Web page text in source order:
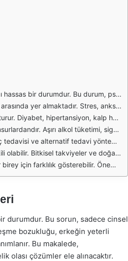
etkileyebilir ve ilişkilerde sorunlara yol açabilir. Sorunun çözümü için öncelikle nedenlerin araştırılması ve uygun tedavi yöntemlerinin uygulanması gerekmektedir.
deneyimler, psikolojik kökenli sertleşme sorunlarını tetikleyebilir. Bu durumda, profesyonel bir terapistin desteği büyük önem taşır.
etkileyebilir. Bu nedenle, herhangi bir sağlık problemi veya ilaç kullanımı söz konusu olduğunda, bir doktora danışmak önemlidir.
sertleşme sorunlarını azaltmaya yardımcı olabilir. Düzenli egzersiz yapmak, hem fiziksel hem de psikolojik açıdan fayda sağlayacaktır.
üstesinden gelinmesine yardımcı olur. Ayrıca, bazı durumlarda doktor tarafından önerilen ilaçlar da fayda sağlayabilir.
Ayrıca, stres yönetimi teknikleri, meditasyon ve yoga gibi yöntemler de cinsel sağlığı olumlu yönde etkileyebilir.
yaşam tarzı sürdürmek, bu tür sorunların önüne geçebilir ve cinsel yaşamı daha tatmin edici hale getirebilir.
durumdur. Bu sorun, sadece cinsel
bozukluğu, erkeğin yeterli
Bu makalede,
olası çözümler ele alınacaktır.